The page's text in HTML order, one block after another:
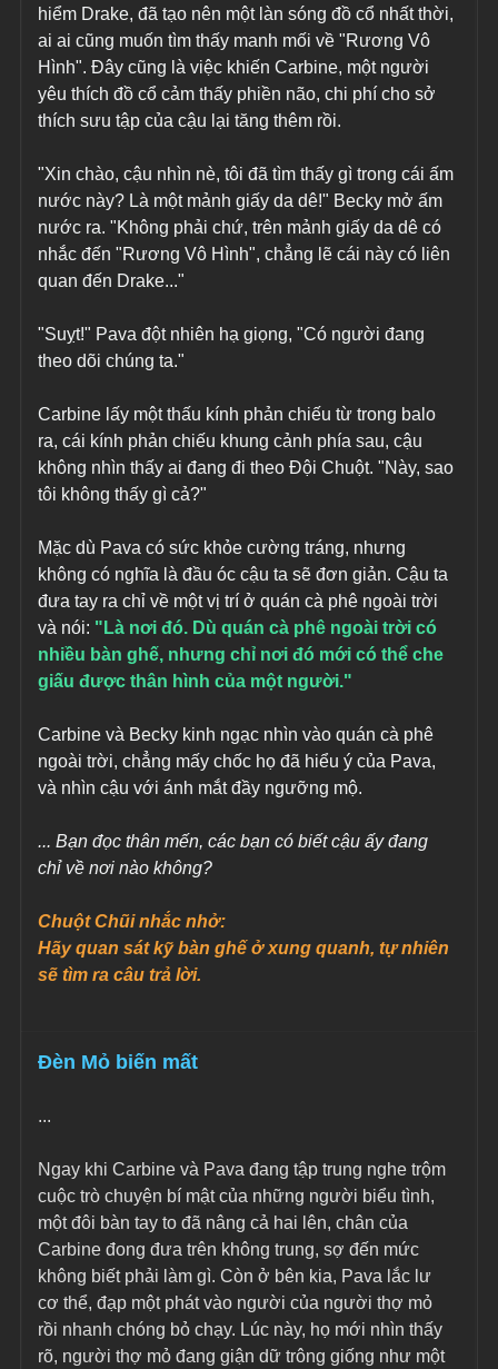
hiểm Drake, đã tạo nên một làn sóng đồ cổ nhất thời,
ai ai cũng muốn tìm thấy manh mối về "Rương Vô
Hình". Đây cũng là việc khiến Carbine, một người
yêu thích đồ cổ cảm thấy phiền não, chi phí cho sở
thích sưu tập của cậu lại tăng thêm rồi.
"Xin chào, cậu nhìn nè, tôi đã tìm thấy gì trong cái ấm
nước này? Là một mảnh giấy da dê!" Becky mở ấm
nước ra. "Không phải chứ, trên mảnh giấy da dê có
nhắc đến "Rương Vô Hình", chẳng lẽ cái này có liên
quan đến Drake..."
"Suỵt!" Pava đột nhiên hạ giọng, "Có người đang
theo dõi chúng ta."
Carbine lấy một thấu kính phản chiếu từ trong balo
ra, cái kính phản chiếu khung cảnh phía sau, cậu
không nhìn thấy ai đang đi theo Đội Chuột. "Này, sao
tôi không thấy gì cả?"
Mặc dù Pava có sức khỏe cường tráng, nhưng
không có nghĩa là đầu óc cậu ta sẽ đơn giản. Cậu ta
đưa tay ra chỉ về một vị trí ở quán cà phê ngoài trời
và nói: "Là nơi đó. Dù quán cà phê ngoài trời có
nhiều bàn ghế, nhưng chỉ nơi đó mới có thể che
giấu được thân hình của một người."
Carbine và Becky kinh ngạc nhìn vào quán cà phê
ngoài trời, chẳng mấy chốc họ đã hiểu ý của Pava,
và nhìn cậu với ánh mắt đầy ngưỡng mộ.
... Bạn đọc thân mến, các bạn có biết cậu ấy đang
chỉ về nơi nào không?
Chuột Chũi nhắc nhở:
Hãy quan sát kỹ bàn ghế ở xung quanh, tự nhiên
sẽ tìm ra câu trả lời.
Đèn Mỏ biến mất
...
Ngay khi Carbine và Pava đang tập trung nghe trộm
cuộc trò chuyện bí mật của những người biểu tình,
một đôi bàn tay to đã nâng cả hai lên, chân của
Carbine đong đưa trên không trung, sợ đến mức
không biết phải làm gì. Còn ở bên kia, Pava lắc lư
cơ thể, đạp một phát vào người của người thợ mỏ
rồi nhanh chóng bỏ chạy. Lúc này, họ mới nhìn thấy
rõ, người thợ mỏ đang giận dữ trông giống như một